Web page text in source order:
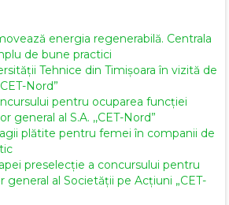
energia regenerabilă. Centrala
de bune practici
Tehnice din Timișoara în vizită de
Nord”
pentru ocuparea funcției
general al S.A. ,,CET-Nord”
plătite pentru femei în companii de
preselecție a concursului pentru
al Societăţii pe Acţiuni „CET-